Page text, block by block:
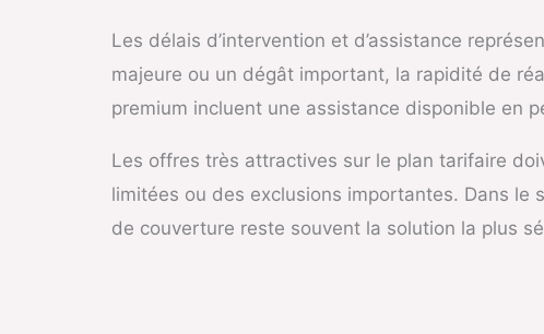
Les délais d’intervention et d’assistance
majeure ou un dégât important, la rapidité de
premium incluent une assistance disponible en
Les offres très attractives sur le plan tarifaire
limitées ou des exclusions importantes. Dans le
de couverture reste souvent la solution la plus